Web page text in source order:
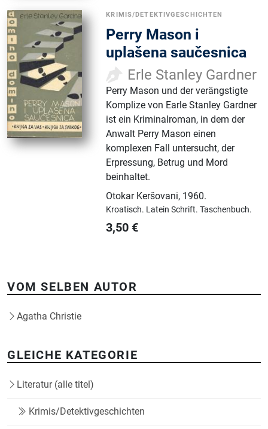
KRIMIS/DETEKTIVGESCHICHTEN
Perry Mason i
uplašena saučesnica
Erle Stanley Gardner
Perry Mason und der verängstigte
Komplize von Earle Stanley Gardner
ist ein Kriminalroman, in dem der
Anwalt Perry Mason einen
komplexen Fall untersucht, der
Erpressung, Betrug und Mord
beinhaltet.
Otokar Keršovani, 1960.
Kroatisch. Latein Schrift.Taschenbuch.
3,50 €
VOM SELBEN AUTOR
Agatha Christie
GLEICHE KATEGORIE
Literatur (alle titel)
Krimis/Detektivgeschichten